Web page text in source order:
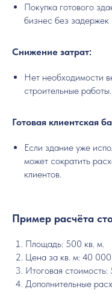
Покупка готового
бизнес без задержек
Снижение затрат:
Нет необходимости
строительные работы.
Готовая клиентская
Если здание уже
может сократить
клиентов.
Пример расчёта
Площадь: 500 кв. м.
Цена за кв. м: 40
Итоговая
Дополнительные